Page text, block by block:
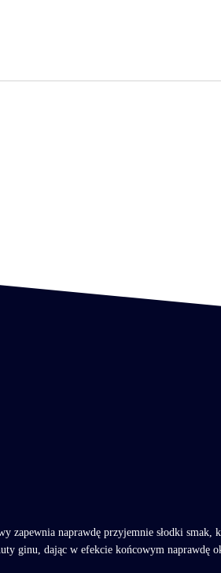
zapewnia naprawdę przyjemnie słodki smak,
ginu, dając w efekcie końcowym naprawdę